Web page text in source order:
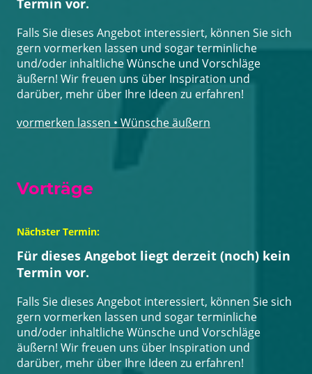
Falls Sie dieses Angebot interessiert, können Sie sich
gern vormerken lassen und sogar terminliche
und/oder inhaltliche Wünsche und Vorschläge
äußern! Wir freuen uns über Inspiration und
darüber, mehr über Ihre Ideen zu erfahren!
vormerken lassen • Wünsche äußern
Vorträge
Nächster Termin:
Für dieses Angebot liegt derzeit (noch) kein
Termin vor.
Falls Sie dieses Angebot interessiert, können Sie sich
gern vormerken lassen und sogar terminliche
und/oder inhaltliche Wünsche und Vorschläge
äußern! Wir freuen uns über Inspiration und
darüber, mehr über Ihre Ideen zu erfahren!